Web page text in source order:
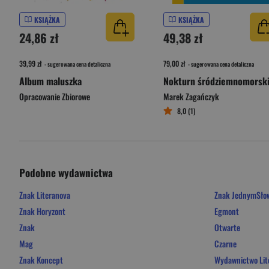
KSIĄŻKA
24,86 zł
39,99 zł - sugerowana cena detaliczna
Album maluszka
Opracowanie Zbiorowe
KSIĄŻKA
49,38 zł
79,00 zł - sugerowana cena detaliczna
Nokturn śródziemnomorski
Marek Zagańczyk
8,0 (1)
Podobne wydawnictwa
Znak Literanova
Znak Horyzont
Znak
Mag
Znak Koncept
Znak
Egmont
Otwarte
Czarne
Wydawnictwo